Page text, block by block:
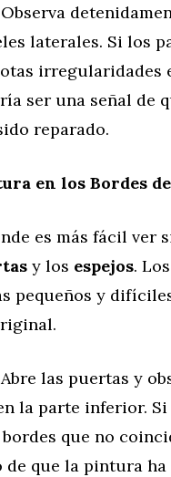
laterales. Si los
irregularidades
ser una señal de
reparado.
en los Bordes
es más fácil ver
y los espejos.
pequeños y
las puertas y
la parte inferior.
que no
que la pintura ha